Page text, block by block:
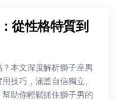
從性格特質到
本文深度解析獅子座男
技巧，涵蓋自信獨立、
助你輕鬆抓住獅子男的